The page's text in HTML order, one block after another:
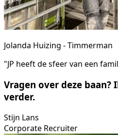
Jolanda Huizing - Timmerman
"JP heeft de sfeer van een
Vragen over deze baan?
verder.
Stijn Lans
Corporate Recruiter